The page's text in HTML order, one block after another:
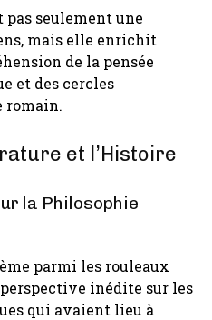
seulement une
mais elle enrichit
de la pensée
et des cercles
romain.
et l’Histoire
la Philosophie
parmi les rouleaux
inédite sur les
qui avaient lieu à